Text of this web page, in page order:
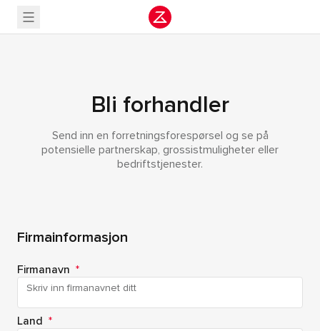
Bli forhandler
Send inn en forretningsforespørsel og se på
potensielle partnerskap, grossistmuligheter eller
bedriftstjenester.
Firmainformasjon
Firmanavn *
Land *